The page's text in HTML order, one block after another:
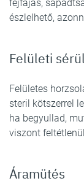
fejfájás,
észlelhető,
Felületi
Felületes
steril kötszerrel
ha begyullad,
viszont
Áramütés